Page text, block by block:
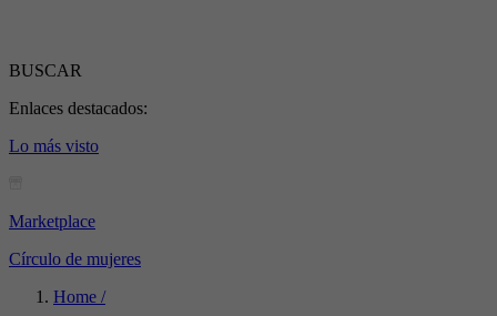
BUSCAR
Enlaces destacados:
Lo más visto
Marketplace
Círculo de mujeres
Home /